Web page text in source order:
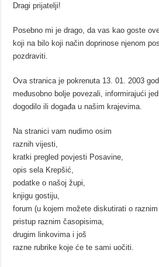
Dragi prijatelji!
Posebno mi je drago, da vas kao goste
koji na bilo koji način doprinose njenom
pozdraviti.
Ova stranica je pokrenuta 13. 01. 2003
međusobno bolje povezali, informirajući
dogodilo ili događa u našim krajevima.
Na stranici vam nudimo osim
raznih vijesti,
kratki pregled povjesti Posavine,
opis sela Krepšić,
podatke o našoj župi,
knjigu gostiju,
forum (u kojem možete diskutirati o
pristup raznim časopisima,
drugim linkovima i još
razne rubrike koje će te sami uočiti.